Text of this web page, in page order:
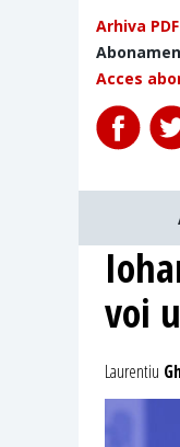
Arhiva
Acces
voi
Laurentiu